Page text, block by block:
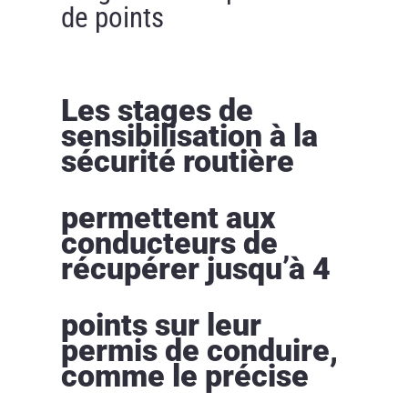
de points
Les stages de
sensibilisation à la
sécurité routière
permettent aux
conducteurs de
récupérer jusqu’à 4
points sur leur
permis de conduire,
comme le précise